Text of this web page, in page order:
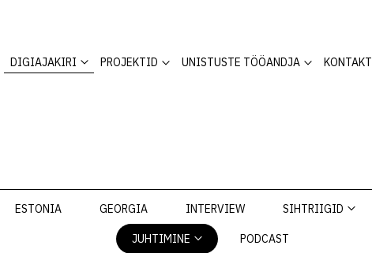
DIGIAJAKIRI PROJEKTID UNISTUSTE TÖÖANDJA KONTAKT
ESTONIA GEORGIA INTERVIEW SIHTRIIGID
JUHTIMINE PODCAST